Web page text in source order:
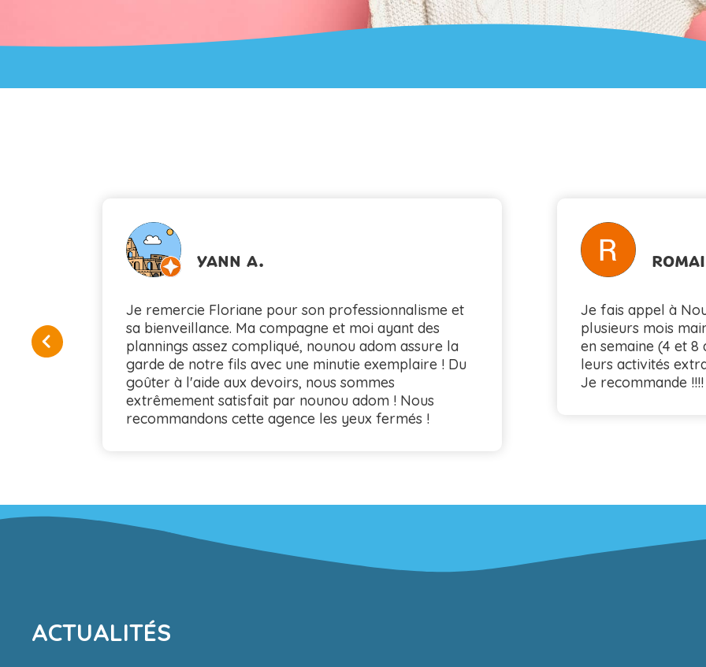
YANN A.
Je remercie Floriane pour son professionnalisme et
sa bienveillance. Ma compagne et moi ayant des
plannings assez compliqué, nounou adom assure la
garde de notre fils avec une minutie exemplaire ! Du
goûter à l'aide aux devoirs, nous sommes
extrêmement satisfait par nounou adom ! Nous
recommandons cette agence les yeux fermés !
Je fais appel à
plusieurs mois
en semaine (4 et
leurs activités
Je recommande !!!!
ACTUALITÉS